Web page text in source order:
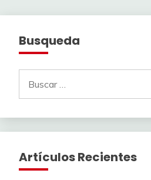
Busqueda
Artículos Recientes